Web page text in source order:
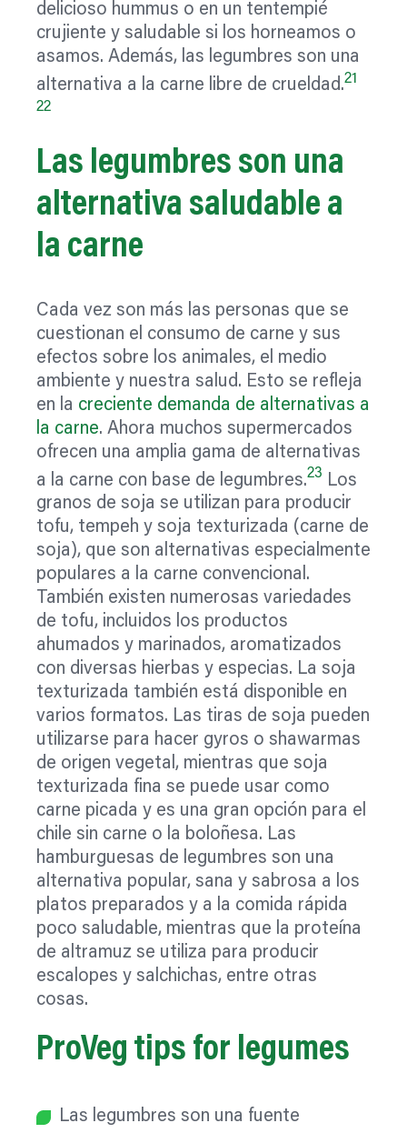
delicioso hummus o en un tentempié
crujiente y saludable si los horneamos o
asamos. Además, las legumbres son una
alternativa a la carne libre de crueldad.21
22
Las legumbres son una
alternativa saludable a
la carne
Cada vez son más las personas que se
cuestionan el consumo de carne y sus
efectos sobre los animales, el medio
ambiente y nuestra salud. Esto se refleja
en la creciente demanda de alternativas a
la carne. Ahora muchos supermercados
ofrecen una amplia gama de alternativas
a la carne con base de legumbres.23 Los
granos de soja se utilizan para producir
tofu, tempeh y soja texturizada (carne de
soja), que son alternativas especialmente
populares a la carne convencional.
También existen numerosas variedades
de tofu, incluidos los productos
ahumados y marinados, aromatizados
con diversas hierbas y especias. La soja
texturizada también está disponible en
varios formatos. Las tiras de soja pueden
utilizarse para hacer gyros o shawarmas
de origen vegetal, mientras que soja
texturizada fina se puede usar como
carne picada y es una gran opción para el
chile sin carne o la boloñesa. Las
hamburguesas de legumbres son una
alternativa popular, sana y sabrosa a los
platos preparados y a la comida rápida
poco saludable, mientras que la proteína
de altramuz se utiliza para producir
escalopes y salchichas, entre otras
cosas.
ProVeg tips for legumes
Las legumbres son una fuente